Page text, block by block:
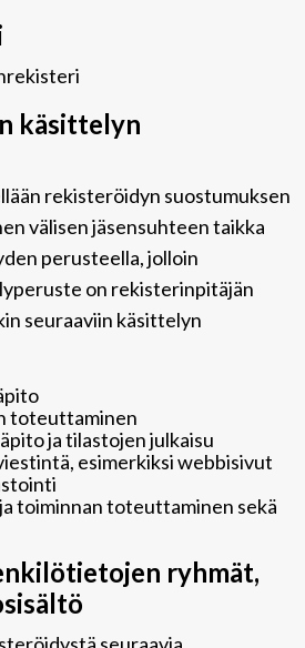
käsittelyn
rekisteröidyn suostumuksen
välisen jäsensuhteen taikka
perusteella, jolloin
on rekisterinpitäjän
seuraaviin käsittelyn
toteuttaminen
ja tilastojen julkaisu
esimerkiksi webbisivut
toiminnan toteuttaminen sekä
ryhmät,